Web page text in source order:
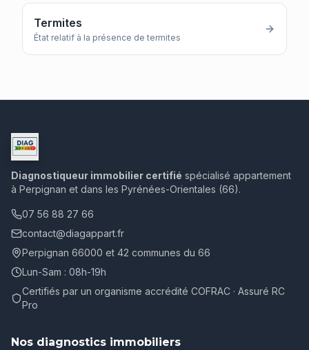
Termites
État relatif à la présence de termites
Diagnostiqueur immobilier certifié spécialisé appartement
à Perpignan et dans les Pyrénées-Orientales (66).
07 56 88 27 66
contact@diagappart.fr
Perpignan 66000 et 42 communes du 66
Lun-Sam : 08h-19h
Certifiés par un organisme accrédité COFRAC · Assuré RC
Pro
Nos diagnostics immobiliers